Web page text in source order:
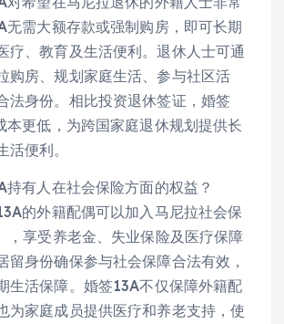
无需大额存款或强制购房，即可长期
疗、教育及生活便利。退休人士可通
购房、规划家庭生活、参与社区活
法身份。相比投资退休签证，婚签
本更低，为跨国家庭退休规划提供长
活便利。
持有人在社会保险方面的权益？
的外籍配偶可以加入马尼拉社会保
，享受养老金、失业保险及医疗保障
留身份确保参与社会保障合法有效，
生活保障。婚签13A不仅保障外籍配
为家庭成员提供医疗和养老支持，使